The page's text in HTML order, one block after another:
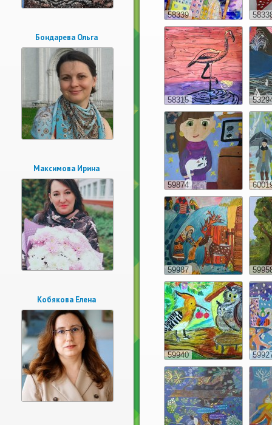
Бондарева Ольга
Максимова Ирина
Кобякова Елена
58339
58315
59874
59987
59940